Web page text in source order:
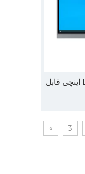
صفحه لمسی تعاملی LED 65 اینچی قابل
3
»